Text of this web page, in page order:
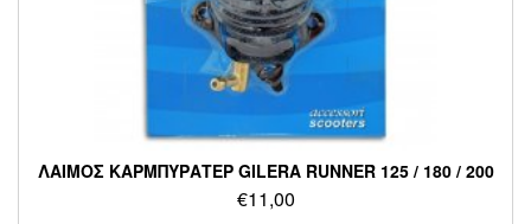
ΛΑΙΜΟΣ ΚΑΡΜΠΥΡΑΤΕΡ GILERA RUNNER 125 / 180 / 200
€11,00